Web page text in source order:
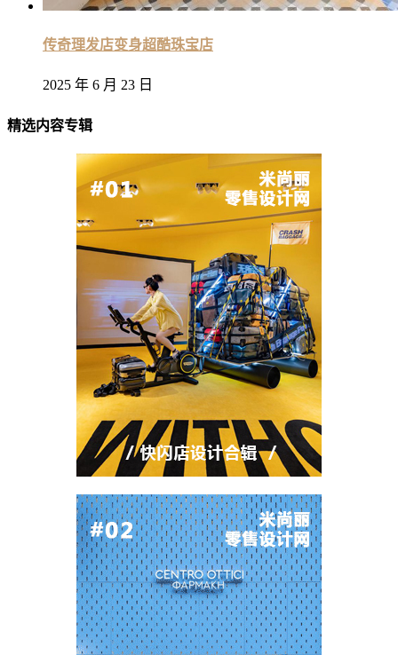
传奇理发店变身超酷珠宝店
2025 年 6 月 23 日
精选内容专辑